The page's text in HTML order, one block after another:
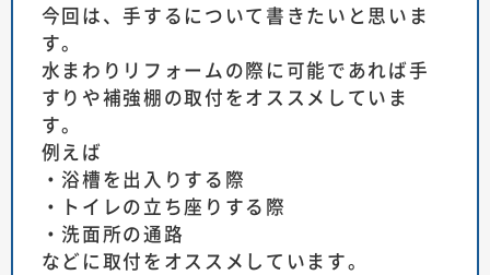
今回は、手するについて書きたいと思いま
す。
水まわりリフォームの際に可能であれば手
すりや補強棚の取付をオススメしていま
す。
例えば
・浴槽を出入りする際
・トイレの立ち座りする際
・洗面所の通路
などに取付をオススメしています。